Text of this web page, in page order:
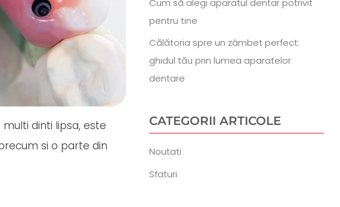
dinti lipsa, este
si o parte din
pentru tine
Călătoria spre un zâmbet perfect:
ghidul tău prin lumea aparatelor
dentare
CATEGORII ARTICOLE
Noutati
Sfaturi